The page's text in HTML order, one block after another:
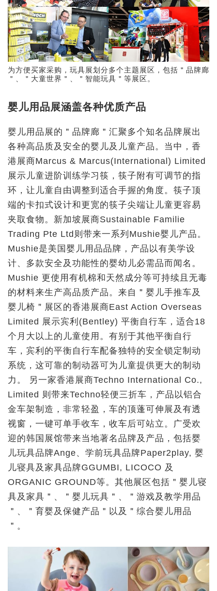
为方便买家采购，玩具展划分多个主题展区，包括＂品牌廊
＂、＂大童世界＂、＂智能玩具＂等展区。
婴儿用品展涵盖各种优质产品
婴儿用品展的＂品牌廊＂汇聚多个知名品牌展出
各种高品质及安全的婴儿及儿童产品。当中，香
港展商Marcus & Marcus(International) Limited
展示儿童进阶训练学习筷，筷子附有可调节的指
环，让儿童自由调整到适合手握的角度。筷子顶
端的卡扣式设计和更宽的筷子尖端让儿童更容易
夹取食物。新加坡展商Sustainable Familie
Trading Pte Ltd则带来一系列Mushie婴儿产品。
Mushie是美国婴儿用品品牌，产品以有美学设
计、多款安全及功能性的婴幼儿必需品而闻名。
Mushie 更使用有机棉和天然成分等可持续且无毒
的材料来生产高品质产品。来自＂婴儿手推车及
婴儿椅＂展区的香港展商East Action Overseas
Limited 展示宾利(Bentley) 平衡自行车，适合18
个月大以上的儿童使用。有别于其他平衡自行
车，宾利的平衡自行车配备独特的安全锁定制动
系统，这可靠的制动器可为儿童提供更大的制动
力。 另一家香港展商Techno International Co.,
Limited 则带来Techno轻便三折车，产品以铝合
金车架制造，非常轻盈，车的顶蓬可伸展及有透
视窗，一键可单手收车，收车后可站立。广受欢
迎的韩国展馆带来当地著名品牌及产品，包括婴
儿玩具品牌Ange、学前玩具品牌Paper2play, 婴
儿寝具及家具品牌GGUMBI, LICOCO 及
ORGANIC GROUND等。其他展区包括＂婴儿寝
具及家具＂、＂婴儿玩具＂、＂游戏及教学用品
＂、＂育婴及保健产品＂以及＂综合婴儿用品
＂。